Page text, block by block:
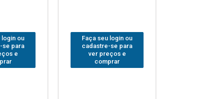
login ou
se para
e
Faça seu login ou
cadastre-se para
ver preços e
comprar